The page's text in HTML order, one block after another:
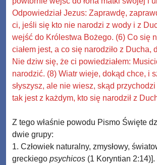
Odpowiedział Jezus: Zaprawdę,
ci, jeśli się kto nie narodzi z wody i z
wejść do Królestwa Bożego. (6) Co się
ciałem jest, a co się narodziło z Ducha,
Nie dziw się, że ci powiedziałem:
narodzić. (8) Wiatr wieje, dokąd chce, i
słyszysz, ale nie wiesz, skąd
tak jest z każdym, kto się narodził z
Z tego właśnie powodu Pismo Święte
dwie grupy:
1. Człowiek naturalny, zmysłowy,
greckiego psychicos (1 Koryntian 2:14)].